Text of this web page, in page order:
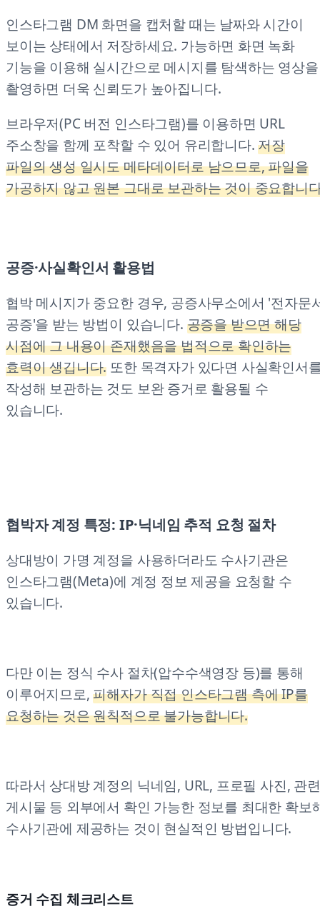
인스타그램 DM 화면을 캡처할 때는 날짜와 시간이
보이는 상태에서 저장하세요. 가능하면 화면 녹화
기능을 이용해 실시간으로 메시지를 탐색하는 영상을
촬영하면 더욱 신뢰도가 높아집니다.
브라우저(PC 버전 인스타그램)를 이용하면 URL
주소창을 함께 포착할 수 있어 유리합니다.저장
파일의 생성 일시도 메타데이터로 남으므로, 파일을
가공하지 않고 원본 그대로 보관하는 것이 중요합니
공증·사실확인서 활용법
협박 메시지가 중요한 경우, 공증사무소에서 '전자문
공증'을 받는 방법이 있습니다. 공증을 받으면 해당
시점에 그 내용이 존재했음을 법적으로 확인하는
효력이 생깁니다. 또한 목격자가 있다면 사실확인서
작성해 보관하는 것도 보완 증거로 활용될 수
있습니다.
협박자 계정 특정: IP·닉네임 추적 요청 절차
상대방이 가명 계정을 사용하더라도 수사기관은
인스타그램(Meta)에 계정 정보 제공을 요청할 수
있습니다.
다만 이는 정식 수사 절차(압수수색영장 등)를 통해
이루어지므로,피해자가 직접 인스타그램 측에 IP를
요청하는 것은 원칙적으로 불가능합니다.
따라서 상대방 계정의 닉네임, URL, 프로필 사진, 관련
게시물 등 외부에서 확인 가능한 정보를 최대한 확보
수사기관에 제공하는 것이 현실적인 방법입니다.
증거 수집 체크리스트